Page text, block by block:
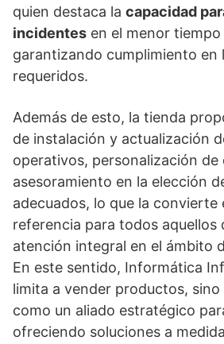
quien destaca la capacidad
incidentes en el menor tiempo
garantizando cumplimiento en
requeridos.
Además de esto, la tienda
de instalación y actualización
operativos, personalización de
asesoramiento en la elección
adecuados, lo que la convierte
referencia para todos aquellos
atención integral en el ámbito
En este sentido, Informática
limita a vender productos, sino
como un aliado estratégico
ofreciendo soluciones a